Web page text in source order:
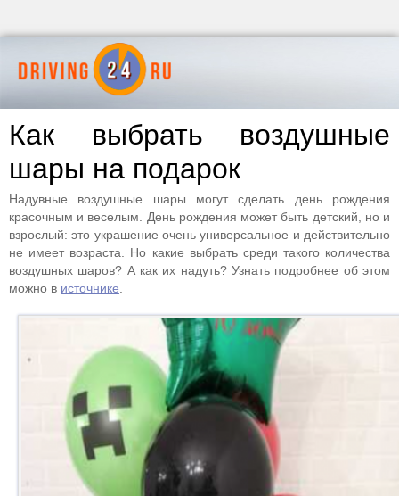
Как выбрать воздушные
шары на подарок
Надувные воздушные шары могут сделать день рождения
красочным и веселым. День рождения может быть детский, но и
взрослый: это украшение очень универсальное и действительно
не имеет возраста. Но какие выбрать среди такого количества
воздушных шаров? А как их надуть? Узнать подробнее об этом
можно в источнике